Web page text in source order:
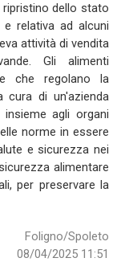
ripristino dello stato
relativa ad alcuni
attività di vendita
Gli alimenti
che regolano la
cura di un'azienda
insieme agli organi
norme in essere
e sicurezza nei
alimentare
per preservare la
Foligno/Spoleto
08/04/2025 11:51